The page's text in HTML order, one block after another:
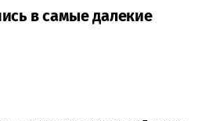
в самые далекие